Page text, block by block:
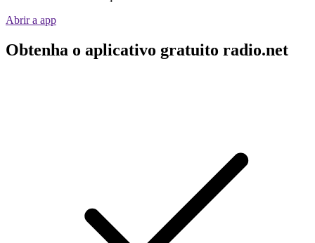
Abrir a app
Obtenha o aplicativo gratuito radio.net